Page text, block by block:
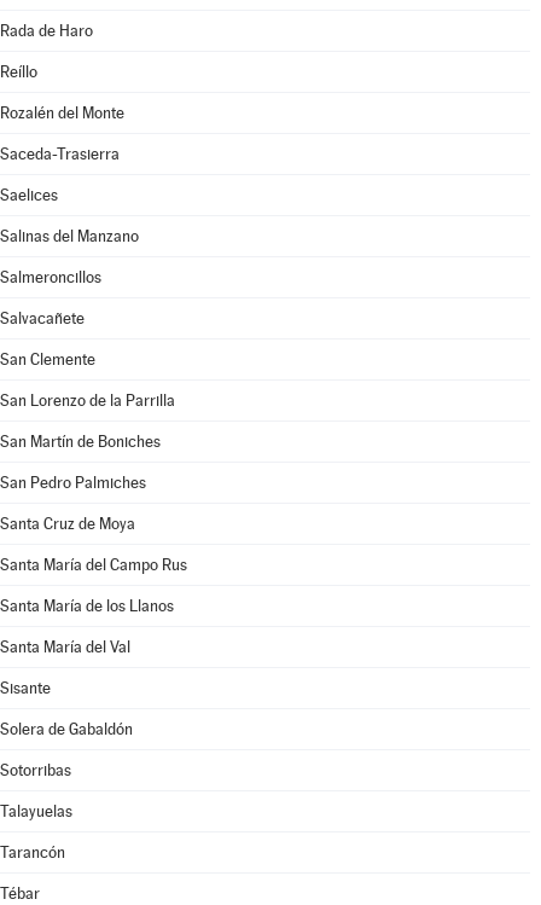
Rada de Haro
Reíllo
Rozalén del Monte
Saceda-Trasierra
Saelices
Salinas del Manzano
Salmeroncillos
Salvacañete
San Clemente
San Lorenzo de la Parrilla
San Martín de Boniches
San Pedro Palmiches
Santa Cruz de Moya
Santa María del Campo Rus
Santa María de los Llanos
Santa María del Val
Sisante
Solera de Gabaldón
Sotorribas
Talayuelas
Tarancón
Tébar